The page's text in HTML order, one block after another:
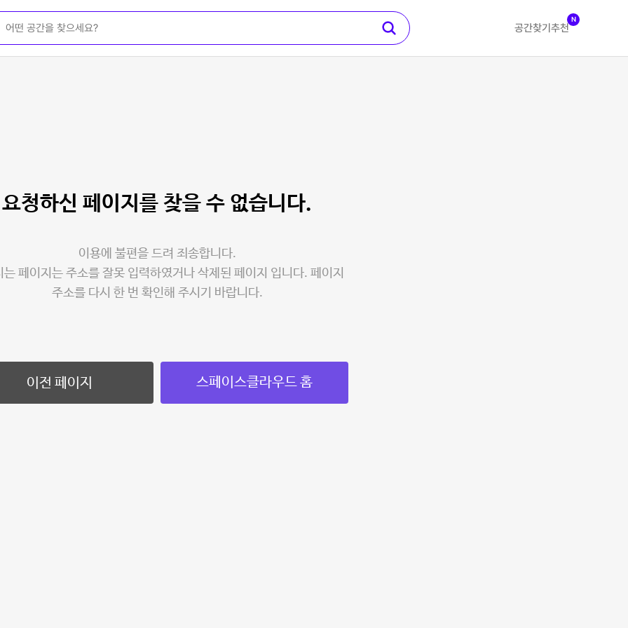
공간찾기 추천
N
요청하신 페이지를 찾을 수 없습니다.
이용에 불편을 드려 죄송합니다.
는 페이지는 주소를 잘못 입력하였거나 삭제된 페이지 입니다. 페이지
주소를 다시 한 번 확인해 주시기 바랍니다.
이전 페이지 스페이스클라우드 홈